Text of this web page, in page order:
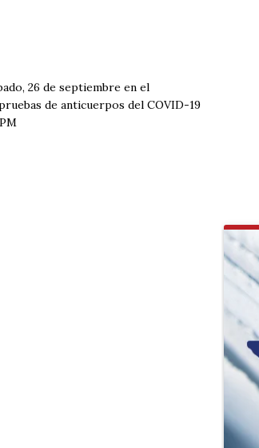
26 de septiembre en el
de anticuerpos del COVID-19